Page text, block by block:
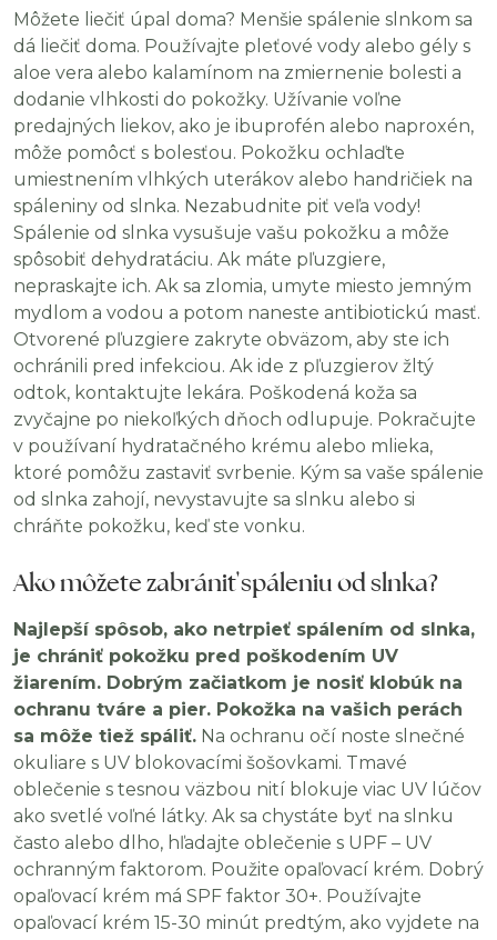
Môžete liečiť úpal doma? Menšie spálenie slnkom sa
dá liečiť doma. Používajte pleťové vody alebo gély s
aloe vera alebo kalamínom na zmiernenie bolesti a
dodanie vlhkosti do pokožky. Užívanie voľne
predajných liekov, ako je ibuprofén alebo naproxén,
môže pomôcť s bolesťou. Pokožku ochlaďte
umiestnením vlhkých uterákov alebo handričiek na
spáleniny od slnka. Nezabudnite piť veľa vody!
Spálenie od slnka vysušuje vašu pokožku a môže
spôsobiť dehydratáciu. Ak máte pľuzgiere,
nepraskajte ich. Ak sa zlomia, umyte miesto jemným
mydlom a vodou a potom naneste antibiotickú masť.
Otvorené pľuzgiere zakryte obväzom, aby ste ich
ochránili pred infekciou. Ak ide z pľuzgierov žltý
odtok, kontaktujte lekára. Poškodená koža sa
zvyčajne po niekoľkých dňoch odlupuje. Pokračujte
v používaní hydratačného krému alebo mlieka,
ktoré pomôžu zastaviť svrbenie. Kým sa vaše spálenie
od slnka zahojí, nevystavujte sa slnku alebo si
chráňte pokožku, keď ste vonku.
Ako môžete zabrániť spáleniu od slnka?
Najlepší spôsob, ako netrpieť spálením od slnka,
je chrániť pokožku pred poškodením UV
žiarením. Dobrým začiatkom je nosiť klobúk na
ochranu tváre a pier. Pokožka na vašich perách
sa môže tiež spáliť. Na ochranu očí noste slnečné
okuliare s UV blokovacími šošovkami. Tmavé
oblečenie s tesnou väzbou nití blokuje viac UV lúčov
ako svetlé voľné látky. Ak sa chystáte byť na slnku
často alebo dlho, hľadajte oblečenie s UPF – UV
ochranným faktorom. Použite opaľovací krém. Dobrý
opaľovací krém má SPF faktor 30+. Používajte
opaľovací krém 15-30 minút predtým, ako vyjdete na